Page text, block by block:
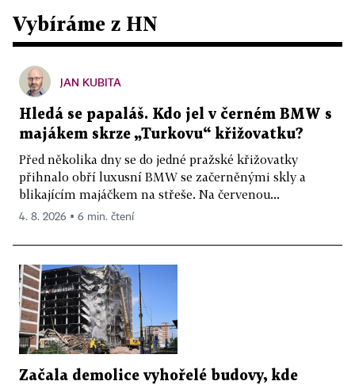
Vybíráme z HN
JAN KUBITA
Hledá se papaláš. Kdo jel v černém BMW s
majákem skrze „Turkovu“ křižovatku?
Před několika dny se do jedné pražské křižovatky
přihnalo obří luxusní BMW se začerněnými skly a
blikajícím majáčkem na střeše. Na červenou...
4. 8. 2026 ▪ 6 min. čtení
Začala demolice vyhořelé budovy, kde